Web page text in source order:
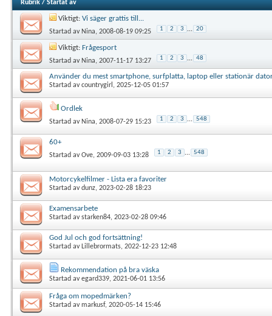
Rubrik / Startat av
Viktigt: Vi säger grattis till...
Startad av Nina, 2008-08-19 09:25 1 2 3 ... 20
Viktigt: Frågesport
Startad av Nina, 2007-11-17 13:27 1 2 3 ... 48
Använder du mest smartphone, surfplatta, laptop eller stationär
Startad avcountrygirl , 2025-12-05 01:57
Ordlek
Startad av Nina, 2008-07-29 15:23 1 2 3 ... 548
60+
Startad avOve, 2009-09-03 13:28 1 2 3 ... 548
Motorcykelfilmer - Lista era favoriter
Startad avdunz, 2023-02-28 18:23
Examensarbete
Startad avstarken84, 2023-02-28 09:46
God Jul och god fortsättning!
Startad av Lillebrormats, 2022-12-23 12:48
Rekommendation på bra väska
Startad avegard339, 2021-06-01 13:56
Fråga om mopedmärken?
Startad avmarkusf, 2020-05-14 15:46